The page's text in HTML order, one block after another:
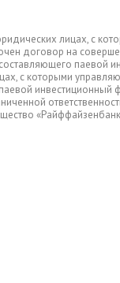
лицах, с
договор на
паевой
с которыми
инвестиционный